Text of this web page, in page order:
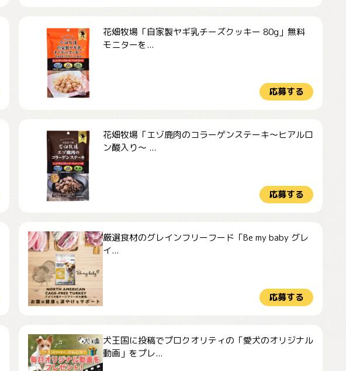
花畑牧場「自家製ヤギ乳チーズクッキー 80g」無料
モニターを...
応募する
花畑牧場「エゾ鹿肉のコラーゲンステーキ～ヒアルロ
ン酸入り～ ...
応募する
厳選食材のグレインフリーフード「Be my baby グレ
イ...
応募する
犬王国に投稿でプロクオリティの「愛犬のオリジナル
動画」をプレ...